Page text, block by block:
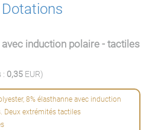
Dotations
induction polaire - tactiles
: 0,35 EUR)
8% élasthanne avec induction
Deux extrémités tactiles